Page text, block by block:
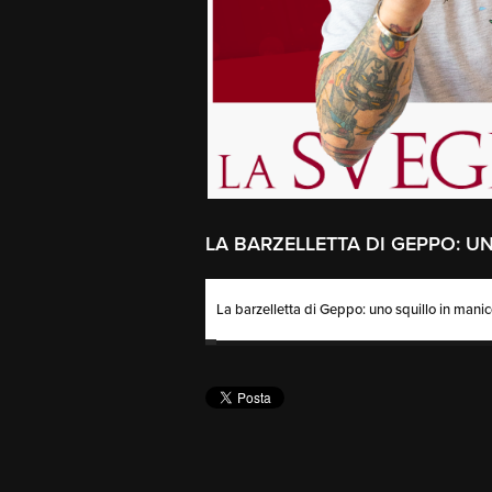
LA BARZELLETTA DI GEPPO:
La barzelletta di Geppo: uno squillo in